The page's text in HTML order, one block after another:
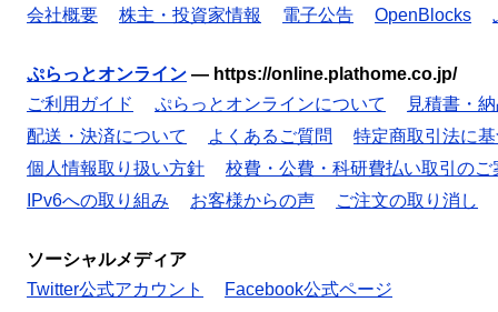
会社概要 株主・投資家情報 電子公告 OpenBlocks
ぷらっとオンライン — https://online.plathome.co.jp/
ご利用ガイド
ぷらっとオンラインについて
見積書・
配送・決済について
よくあるご質問
特定商取引法に
個人情報取り扱い方針
校費・公費・科研費払い取引のご
IPv6への取り組み
お客様からの声 ご注文の取り消し
ソーシャルメディア
Twitter公式アカウント
Facebook公式ページ